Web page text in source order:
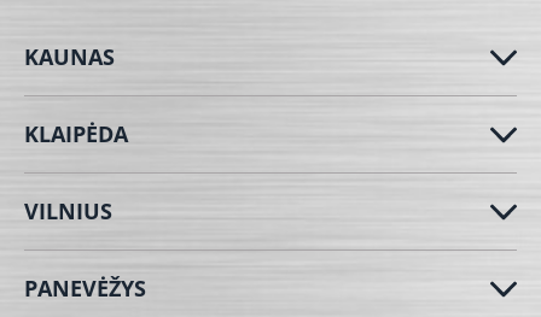
KAUNAS
KLAIPĖDA
VILNIUS
PANEVĖŽYS